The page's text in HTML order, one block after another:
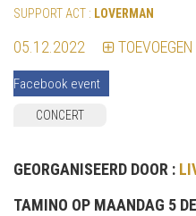
SUPPORT ACT : LOVERMAN
05.12.2022
Facebook event
CONCERT
GEORGANISEERD DOOR :
TAMINO OP MAANDAG 5